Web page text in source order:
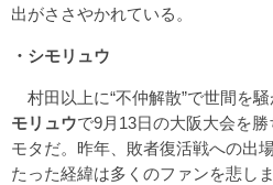
出がささやかれている。
・シモリュウ
村田以上に“不仲解散”で世間を
モリュウで9月13日の大阪大会を
モタだ。昨年、敗者復活戦への出
たった経緯は多くのファンを悲し